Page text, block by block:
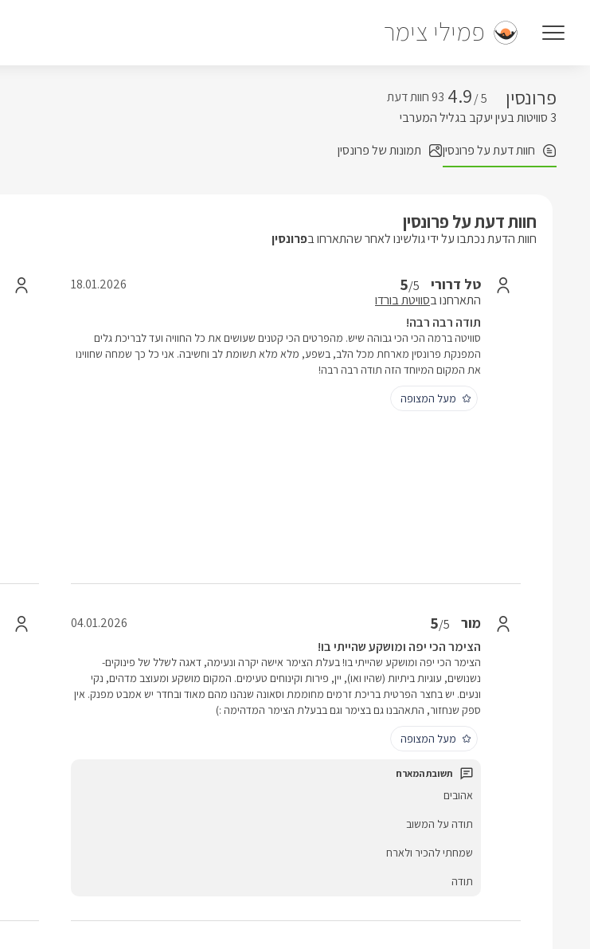
פמילי צימר
פרונסין 5 /
4.9
3 סוויטות בעין יעקב בגליל המערבי
חוות דעת על פרונסין
תמונות של פרונסין
חוות דעת על פרונסין
חוות הדעת נכתבו על ידי גולשינו לאחר שהתארחו בפרונסין
טל דרורי 5/5
התארחנו בסוויטת בורדו
18.01.2026
תודה רבה רבה!
סוויטה ברמה הכי הכי גבוהה שיש. מהפרטים הכי קטנים שעושים את כל החוויה ועד לבריכת גלים
המפנקת פרונסין מארחת מכל הלב, בשפע, מלא מלא תשומת לב וחשיבה. אני כל כך שמחה שחווינו
את המקום המיוחד הזה תודה רבה רבה!
מעל המצופה
מור 5/5
04.01.2026
הצימר הכי יפה ומושקע שהייתי בו!
הצימר הכי יפה ומושקע שהייתי בו! בעלת הצימר אישה יקרה ונעימה, דאגה לשלל של פינוקים-
נשנושים, עוגיות ביתיות (שהיו ואו), יין, פירות וקינוחים טעימים. המקום מושקע ומעוצב מדהים, נקי
ונעים. יש בחצר הפרטית בריכת זרמים מחוממת וסאונה שנהנו מהם מאוד ובחדר יש אמבט מפנק. אין
ספק שנחזור, התאהבנו גם בצימר וגם בבעלת הצימר המדהימה :)
מעל המצופה
אהובים
תודה על המשוב
שמחתי להכיר ולארח
תודה